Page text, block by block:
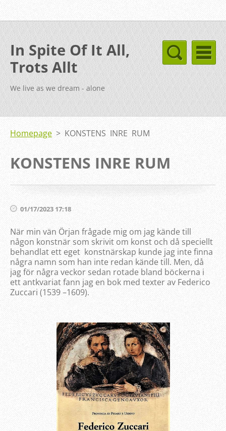
In Spite Of It All,
Trots Allt
We live as we dream - alone
Homepage > KONSTENS INRE RUM
KONSTENS INRE RUM
01/17/2023 17:18
När min vän Örjan frågade mig om jag kände till
någon konstnär som skrivit om konst och då speciellt
behandlat ett eget konstnärskap kunde jag inte finna
några namn som han inte redan kände till. Men, då
jag för några veckor sedan rotade bland böckerna i
ett antkvariat fann jag en bok med texter av Federico
Zuccari (1539 –1609).